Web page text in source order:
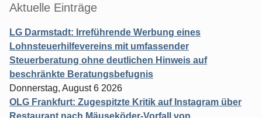
Aktuelle Einträge
LG Darmstadt: Irreführende Werbung eines
Lohnsteuerhilfevereins mit umfassender
Steuerberatung ohne deutlichen Hinweis auf
beschränkte Beratungsbefugnis
Donnerstag, August 6 2026
OLG Frankfurt: Zugespitzte Kritik auf Instagram über
Restaurant nach Mäuseköder-Vorfall von